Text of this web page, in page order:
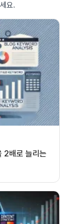
요.
2배로 늘리는